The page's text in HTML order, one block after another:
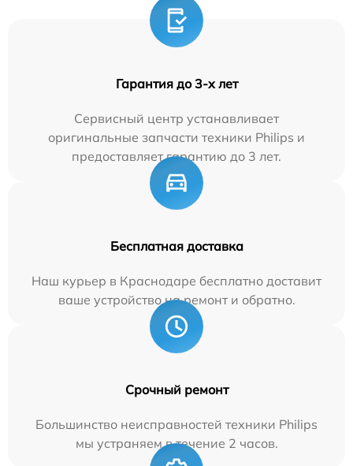
Гарантия до 3-х лет
Сервисный центр устанавливает
оригинальные запчасти техники Philips и
предоставляет гарантию до 3 лет.
Бесплатная доставка
Наш курьер в Краснодаре бесплатно доставит
ваше устройство на ремонт и обратно.
Срочный ремонт
Большинство неисправностей техники Philips
мы устраняем в течение 2 часов.